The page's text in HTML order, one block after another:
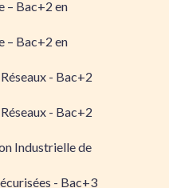
– Bac+2 en
– Bac+2 en
- Bac+2
- Bac+2
Industrielle de
- Bac+3